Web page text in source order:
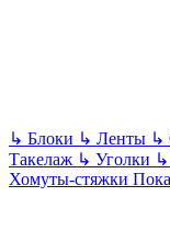
↳ Блоки ↳ Ленты ↳
Такелаж ↳ Уголки ↳
Хомуты-стяжки